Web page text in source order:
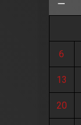
一
6
13
20